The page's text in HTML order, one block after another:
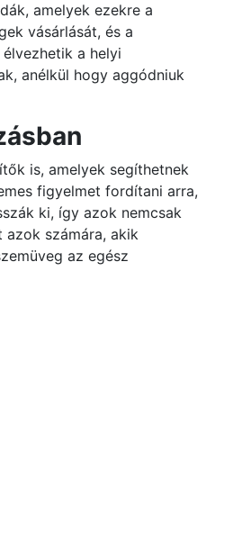
amelyek ezekre a
vásárlását, és a
a helyi
anélkül hogy aggódniuk
is, amelyek segíthetnek
figyelmet fordítani arra,
ki, így azok nemcsak
azok számára, akik
az egész